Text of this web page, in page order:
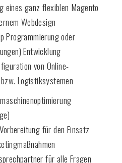
eines ganz flexiblen Magento
Webdesign
Programmierung oder
Entwicklung
von Online-
Logistiksystemen
für den Einsatz
für alle Fragen